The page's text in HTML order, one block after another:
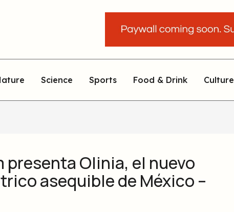
Science Sports Food & Drink Culture
presenta Olinia, el nuevo
asequible de México –